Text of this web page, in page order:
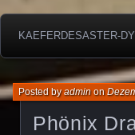
KAEFERDESASTER-
Phönix
Posted byadminon